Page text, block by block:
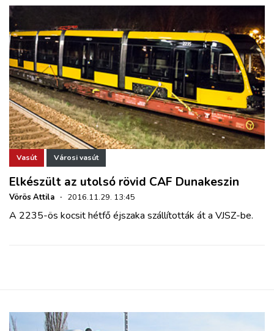
Vasút Városi vasút
Elkészült az utolsó rövid CAF Dunakeszin
Vörös Attila · 2016.11.29. 13:45
A 2235-ös kocsit hétfő éjszaka szállították át a VJSZ-be.